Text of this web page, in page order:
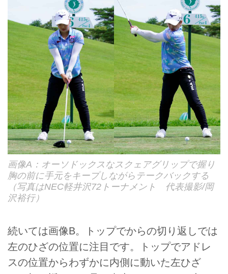
画像A：オーソドックスなスクェアグリップで握り
胸の前に手元をキープしながらテークバックする
（写真はNEC軽井沢72トーナメント 代表撮影/岡
沢裕行）
続いては画像B。トップでからの切り返しでは
左のひざの位置に注目です。トップでアドレ
スの位置からわずかに内側に動いた左ひざ